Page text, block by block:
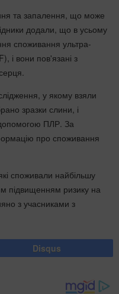
та запалення, що може
додали, що в усьому
споживання ультра-
і вони пов'язані з
у якому взяли
зразки слини, і
ПЛР. За
про споживання
споживали найбільшу
підвищенням ризику на
з учасниками з
Disqus